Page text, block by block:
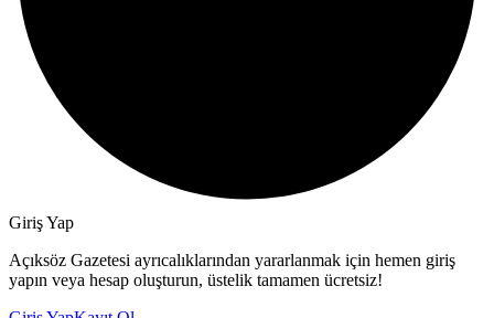
Giriş Yap
Açıksöz Gazetesi ayrıcalıklarından yararlanmak için hemen giriş
yapın veya hesap oluşturun, üstelik tamamen ücretsiz!